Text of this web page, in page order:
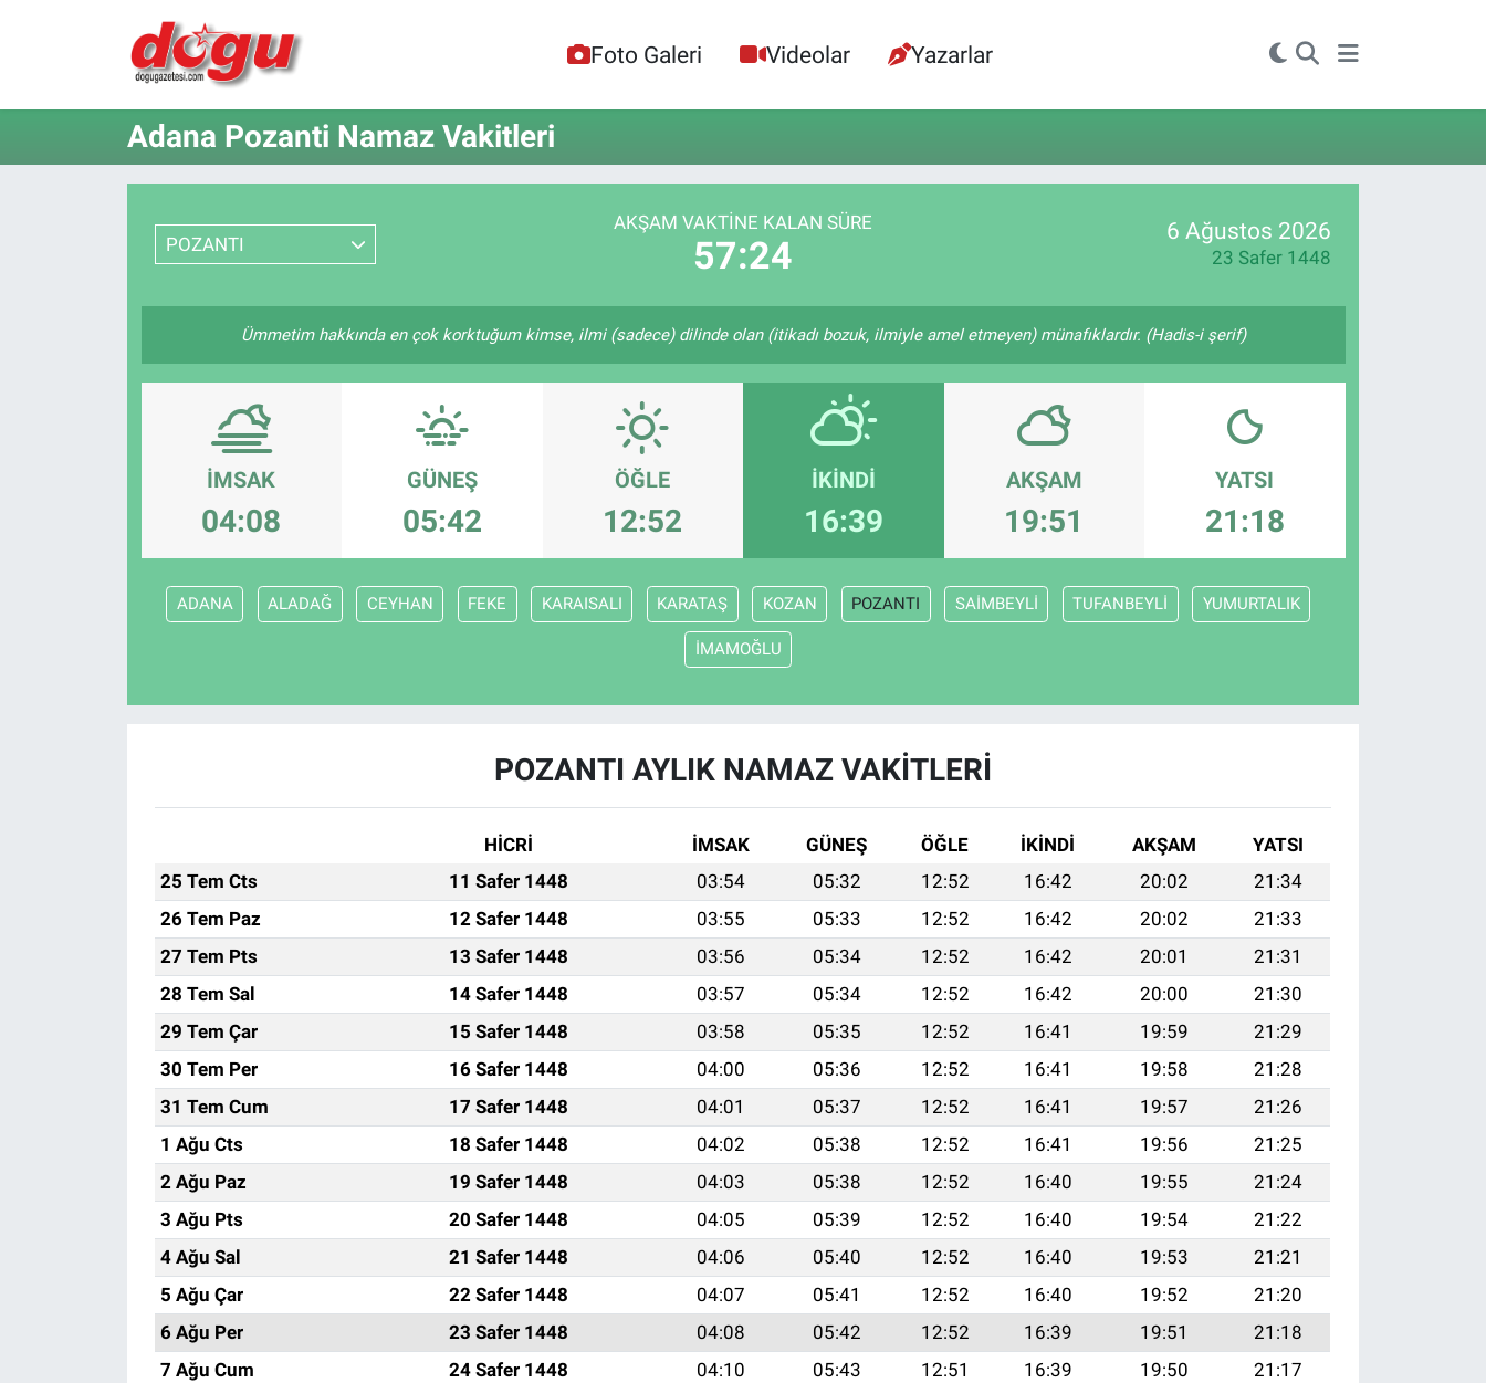
Foto Galeri Videolar Yazarlar
Adana Pozanti Namaz Vakitleri
POZANTI
AKŞAM VAKTINE KALAN SÜRE
57:24
6 Ağustos 2026
23 Safer 1448
Ümmetim hakkında en çok korktuğum kimse, ilmi (sadece) dilinde olan (itikadı bozuk, ilmiyle amel etmeyen) münafıklardır. (Hadis-i şerif)
İMSAK
04:08
GÜNEŞ
05:42
ÖĞLE
12:52
İKINDI
16:39
AKŞAM
19:51
YATSI
21:18
ADANA ALADAĞ CEYHAN FEKE KARAISALI KARATAŞ KOZAN POZANTI SAİMBEYLİ TUFANBEYLİ YUMURTALIK
İMAMOĞLU
POZANTI AYLIK NAMAZ VAKITLERI
HİCRİ İMSAK GÜNEŞ ÖĞLE İKINDI AKŞAM
YATSI
25 Tem Cts
11 Safer 1448 03:54 05:32 12:52 16:42 20:02
21:34
26 Tem Paz
12 Safer 1448 03:55 05:33 12:52 16:42 20:02
21:33
27 Tem Pts
13 Safer 1448 03:56 05:34 12:52 16:42 20:01
21:31
28 Tem Sal
14 Safer 1448 03:57 05:34 12:52 16:42 20:00
21:30
29 Tem Çar
15 Safer 1448 03:58 05:35 12:52 16:41 19:59
21:29
30 Tem Per
16 Safer 1448 04:00 05:36 12:52 16:41 19:58
21:28
31 Tem Cum
17 Safer 1448 04:01 05:37 12:52 16:41 19:57
21:26
1 Ağu Cts
18 Safer 1448 04:02 05:38 12:52 16:41 19:56
21:25
2 Ağu Paz
19 Safer 1448 04:03 05:38 12:52 16:40 19:55
21:24
3 Ağu Pts
20 Safer 1448 04:05 05:39 12:52 16:40 19:54
21:22
4 Ağu Sal
21 Safer 1448 04:06 05:40 12:52 16:40 19:53
21:21
5 Ağu Çar
22 Safer 1448 04:07 05:41 12:52 16:40 19:52
21:20
6 Ağu Per
23 Safer 1448 04:08 05:42 12:52 16:39 19:51
21:18
7 Ağu Cum
24 Safer 1448 04:10 05:43 12:51 16:39 19:50
21:17
ERZINCAN
GÜNDEM
EKONOMİ